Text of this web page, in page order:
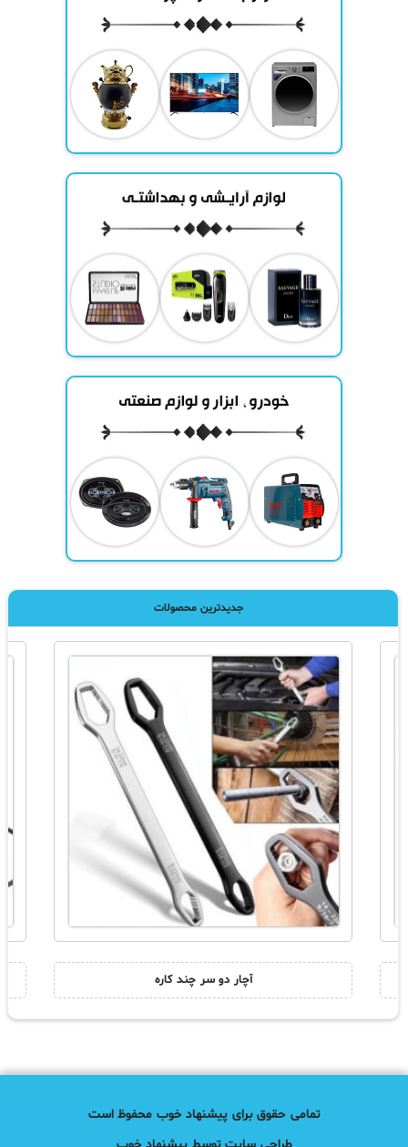
جدیدترین محصولات
آچار دو سر چند کاره
تمامی حقوق برای پیشنهاد خوب محفوظ است